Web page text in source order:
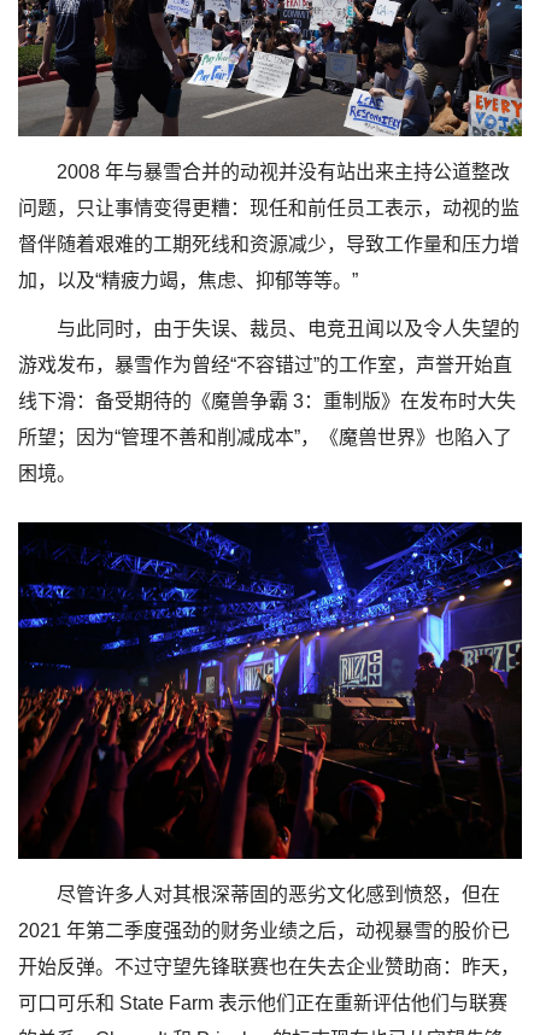
2008 年与暴雪合并的动视并没有站出来主持公道整改
问题，只让事情变得更糟：现任和前任员工表示，动视的监
督伴随着艰难的工期死线和资源减少，导致工作量和压力增
加，以及“精疲力竭，焦虑、抑郁等等。”
与此同时，由于失误、裁员、电竞丑闻以及令人失望的
游戏发布，暴雪作为曾经“不容错过”的工作室，声誉开始直
线下滑：备受期待的《魔兽争霸 3：重制版》在发布时大失
所望；因为“管理不善和削减成本”，《魔兽世界》也陷入了
困境。
尽管许多人对其根深蒂固的恶劣文化感到愤怒，但在
2021 年第二季度强劲的财务业绩之后，动视暴雪的股价已
开始反弹。不过守望先锋联赛也在失去企业赞助商：昨天，
可口可乐和 State Farm 表示他们正在重新评估他们与联赛